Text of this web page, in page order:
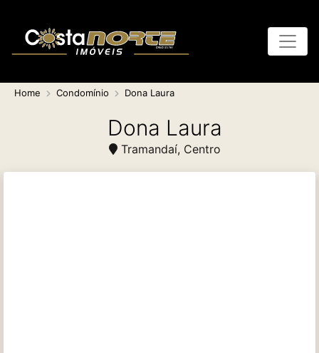
Home Condomínio Dona Laura
Dona Laura
Tramandaí, Centro